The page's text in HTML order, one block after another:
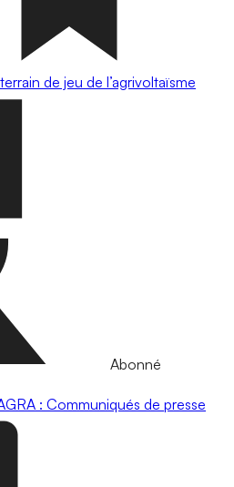
de jeu de l’agrivoltaïsme
Abonné
: Communiqués de presse